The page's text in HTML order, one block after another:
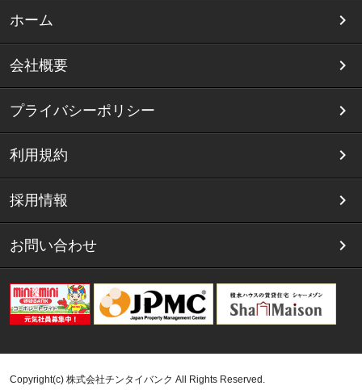
ホーム
会社概要
プライバシーポリシー
利用規約
採用情報
お問い合わせ
Copyright(c) 株式会社チンタイバンク All Rights Reserved.